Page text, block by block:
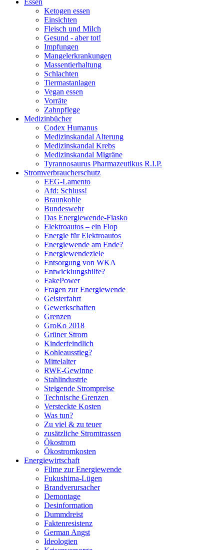
Essen
Ketogen essen
Einsichten
Fleisch und Milch
Gesund - aber tot!
Impfungen
Mangelerkrankungen
Massentierhaltung
Schlachten
Tiermastanlagen
Vegan essen
Vorräte
Zahnpflege
Medizinbücher
Codex Humanus
Medizinskandal Alterung
Medizinskandal Krebs
Medizinskandal Migräne
Tyrannosaurus Pharmazeutikus R.I.P.
Stromverbraucherschutz
EEG-Lamento
Afd: Schluss!
Braunkohle
Bundeswehr
Das Energiewende-Fiasko
Elektroautos – ein Flop
Energie für Elektroautos
Energiewende am Ende?
Energiewendeziele
Entsorgung von WKA
Entwicklungshilfe?
FakePower
Fragen zur Energiewende
Geisterfahrt
Gewerkschaften
Grenzen
GroKo 2018
Grüner Strom
Kinderfeindlich
Kohleausstieg?
Mittelalter
RWE-Gewinne
Stahlindustrie
Steigende Strompreise
Technische Grenzen
Versteckte Kosten
Was tun?
Zu viel & zu teuer
zusätzliche Stromtrassen
Ökostrom
Ökostromkosten
Energiewirtschaft
Filme zur Energiewende
Fukushima-Lügen
Brandverursacher
Demontage
Desinformation
Dummdreist
Faktenresistenz
German Angst
Ideologien